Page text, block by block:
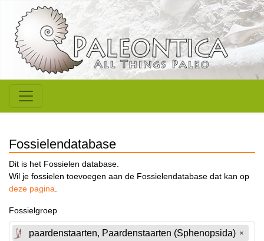
Fossielendatabase
Dit is het Fossielen database.
Wil je fossielen toevoegen aan de Fossielendatabase dat kan op
deze pagina.
Fossielgroep
paardenstaarten, Paardenstaarten (Sphenopsida)